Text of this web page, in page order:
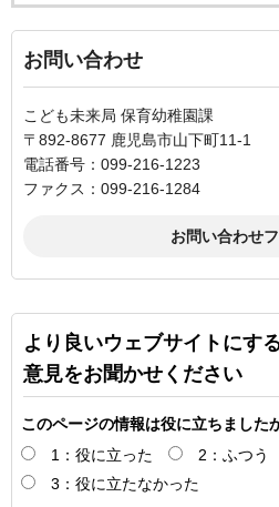
お問い合わせ
こども未来局 保育幼稚園課
〒892-8677 鹿児島市山下町11-1
電話番号：099-216-1223
ファクス：099-216-1284
より良いウェブサイトにす
意見をお聞かせください
このページの情報は役に立ちました
1：役に立った
2：ふつう
3：役に立たなかった